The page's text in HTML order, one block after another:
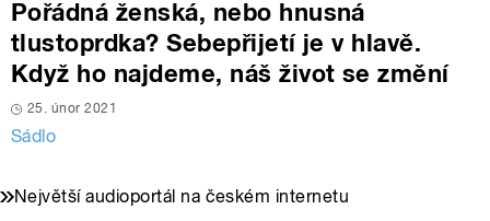
Pořádná ženská, nebo hnusná
tlustoprdka? Sebepřijetí je v hlavě.
Když ho najdeme, náš život se změní
25. únor 2021
Sádlo
Největší audioportál na českém internetu